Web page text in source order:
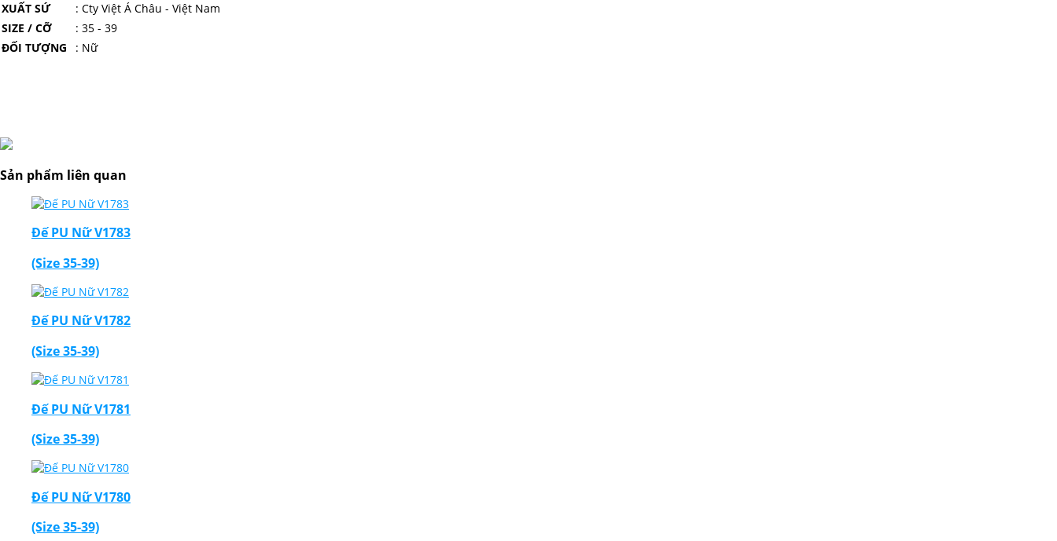
XUẤT SỨ
: Cty Việt Á Châu - Việt Nam
SIZE / CỠ
: 35 - 39
ĐỐI TƯỢNG
: Nữ
Sản phẩm liên quan
Đế PU Nữ V1783
(Size 35-39)
Đế PU Nữ V1782
(Size 35-39)
Đế PU Nữ V1781
(Size 35-39)
Đế PU Nữ V1780
(Size 35-39)